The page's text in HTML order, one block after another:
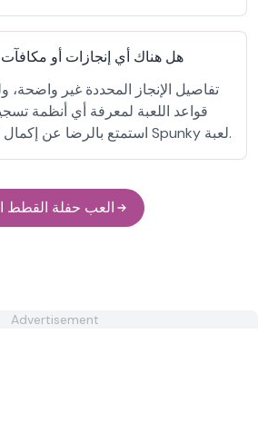
هل هناك أي إنجازات أو
تفاصيل الإنجاز المحددة غير
قواعد اللعبة لمعرفة أي أنظمة
استمتع بالرضا عن إكمال التحديات على Spunky لعبة.
العب حفلة القطط
Advertisement